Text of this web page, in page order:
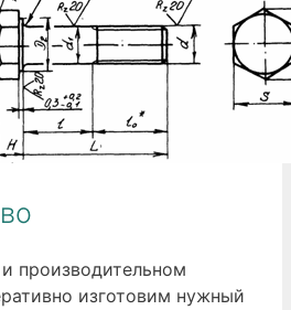
производительном
изготовим нужный